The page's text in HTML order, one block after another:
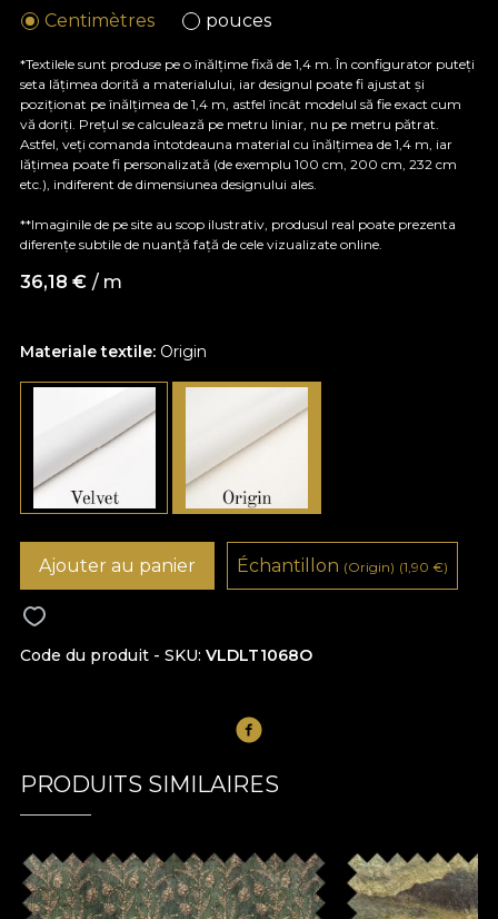
Materiale textile: Origin
Centimètres pouces
*Textilele sunt produse pe o înălțime fixă de 1,4 m. În configurator puteți
seta lățimea dorită a materialului, iar designul poate fi ajustat și
poziționat pe înălțimea de 1,4 m, astfel încât modelul să fie exact cum
vă doriți. Prețul se calculează pe metru liniar, nu pe metru pătrat.
Astfel, veți comanda întotdeauna material cu înălțimea de 1,4 m, iar
lățimea poate fi personalizată (de exemplu 100 cm, 200 cm, 232 cm
etc.), indiferent de dimensiunea designului ales.
**Imaginile de pe site au scop ilustrativ, produsul real poate prezenta
diferențe subtile de nuanță față de cele vizualizate online.
36,18 € / m
Code du produit - SKU VLDLT1068O
Ajouter au panier Échantillon (Origin) (1,90 €)
PRODUITS SIMILAIRES